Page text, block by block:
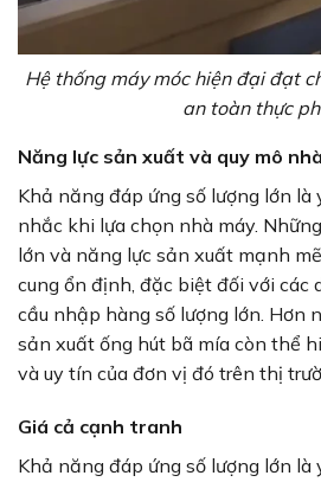
Hệ thống máy móc hiện đại đạt
an toàn thực
Năng lực sản xuất và quy mô
Khả năng đáp ứng số lượng lớn là
nhắc khi lựa chọn nhà máy.
lớn và năng lực sản xuất mạnh
cung ổn định, đặc biệt đối với các
cầu nhập hàng số lượng lớn. Hơn
sản xuất ống hút bã mía còn thể
và uy tín của đơn vị đó trên thị
Giá cả cạnh tranh
Khả năng đáp ứng số lượng lớn là